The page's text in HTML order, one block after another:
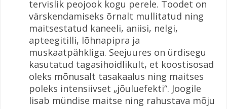
tervislik peojook kogu perele. Toodet on
värskendamiseks õrnalt mullitatud ning
maitsestatud kaneeli, aniisi, nelgi,
apteegitilli, lõhnapipra ja
muskaatpähkliga. Seejuures on ürdisegu
kasutatud tagasihoidlikult, et koostisosad
oleks mõnusalt tasakaalus ning maitses
poleks intensiivset „jõuluefekti“. Joogile
lisab mündise maitse ning rahustava mõju